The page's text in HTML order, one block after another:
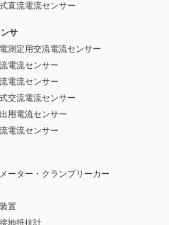
直流電流センサー
サ
測定用交流電流センサー
電流センサー
電流センサー
交流電流センサー
用電流センサー
電流センサー
ーター・クランプリーカー
置
地抵抗計